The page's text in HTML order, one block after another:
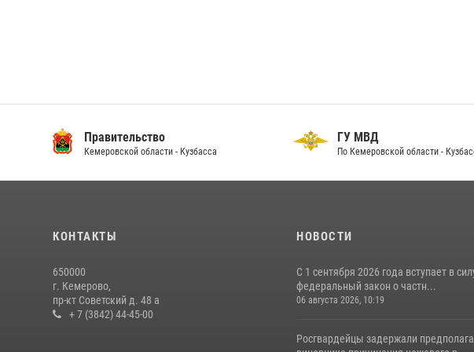
Правительство
Кемеровской области - Кузбасса
ГУ МВД
По Кемеровской области -
КОНТАКТЫ
650000
г. Кемерово,
пр-кт Советский д. 48 а
+ 7 (3842) 44-45-00
НОВОСТИ
С 1 сентября 2026 года вступает в
федеральный закон о частн...
06 августа 2026, 10:19
Росгвардейцы задержали